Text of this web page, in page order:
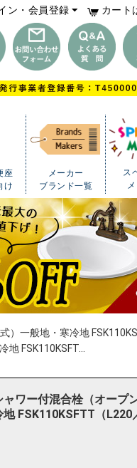
カート
ン・会員登録
座
け
メーカー
ブランド一覧
ス
一般地・寒冷地
FSK110KSFT...
ワー付混合栓（オープ
FSK110KSFTT（L220